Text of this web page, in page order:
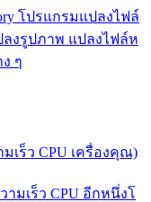
โปรแกรมแปลงไฟล์
งรูปภาพ แปลงไฟล์ห
ๆ
เร็ว CPU เครื่องคุณ)
มเร็ว CPU อีกหนึ่งโ